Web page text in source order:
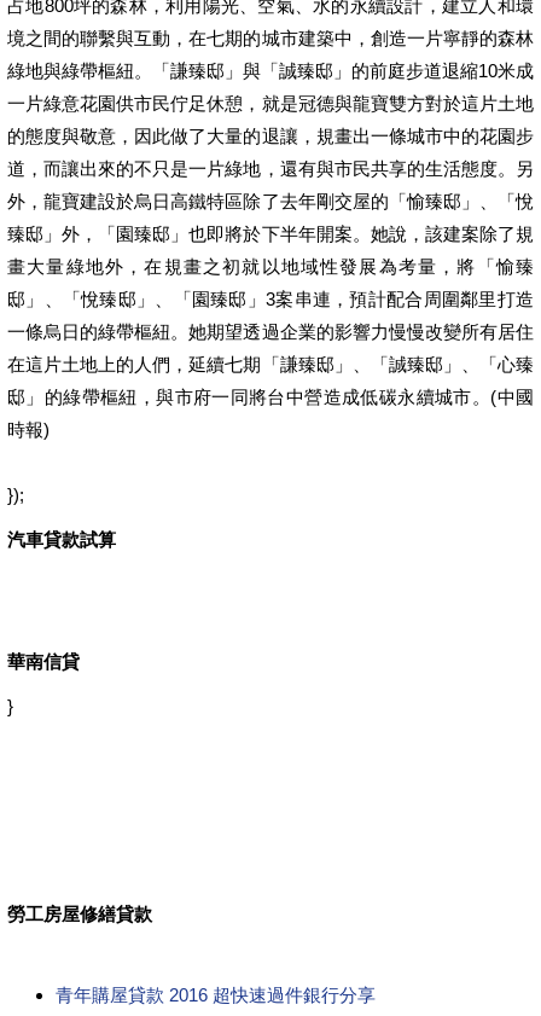
占地800坪的森林，利用陽光、空氣、水的永續設計，建立人和環
境之間的聯繫與互動，在七期的城市建築中，創造一片寧靜的森林
綠地與綠帶樞紐。「謙臻邸」與「誠臻邸」的前庭步道退縮10米成
一片綠意花園供市民佇足休憩，就是冠德與龍寶雙方對於這片土地
的態度與敬意，因此做了大量的退讓，規畫出一條城市中的花園步
道，而讓出來的不只是一片綠地，還有與市民共享的生活態度。另
外，龍寶建設於烏日高鐵特區除了去年剛交屋的「愉臻邸」、「悅
臻邸」外，「園臻邸」也即將於下半年開案。她說，該建案除了規
畫大量綠地外，在規畫之初就以地域性發展為考量，將「愉臻
邸」、「悅臻邸」、「園臻邸」3案串連，預計配合周圍鄰里打造
一條烏日的綠帶樞紐。她期望透過企業的影響力慢慢改變所有居住
在這片土地上的人們，延續七期「謙臻邸」、「誠臻邸」、「心臻
邸」的綠帶樞紐，與市府一同將台中營造成低碳永續城市。(中國
時報)
});
汽車貸款試算
華南信貸
}
勞工房屋修繕貸款
青年購屋貸款 2016 超快速過件銀行分享